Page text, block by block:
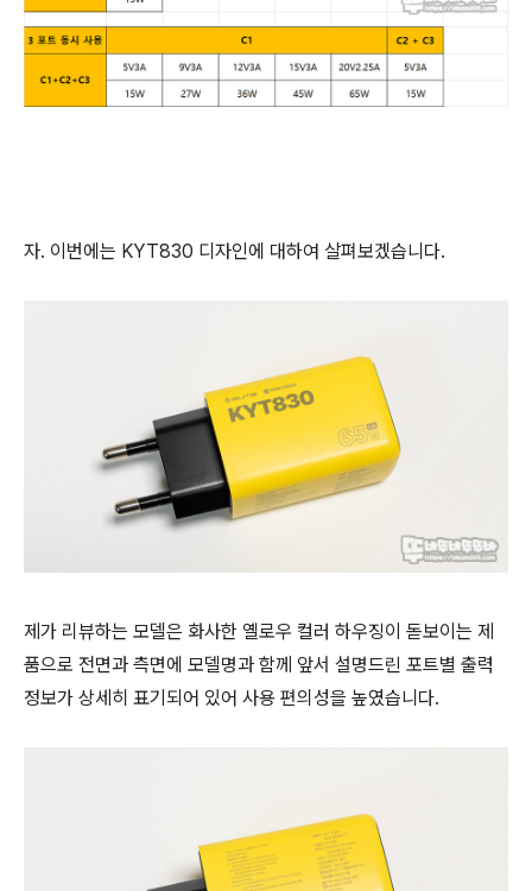
자. 이번에는 KYT830 디자인에 대하여 살펴보겠습니다.
제가 리뷰하는 모델은 화사한 옐로우 컬러 하우징이 돋보이는 제
품으로 전면과 측면에 모델명과 함께 앞서 설명드린 포트별 출력
정보가 상세히 표기되어 있어 사용 편의성을 높였습니다.